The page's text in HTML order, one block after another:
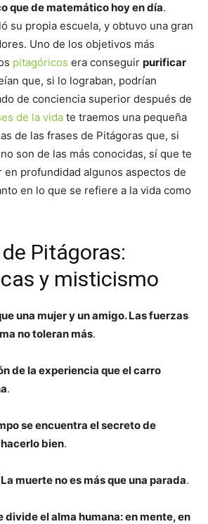
que de matemático hoy en día.
su propia escuela, y obtuvo una gran
Uno de los objetivos más
pitagóricos era conseguir purificar
que, si lo lograban, podrían
de conciencia superior después de
de la vida te traemos una pequeña
de las frases de Pitágoras que, si
son de las más conocidas, sí que te
profundidad algunos aspectos de
en lo que se refiere a la vida como
Pitágoras:
y misticismo
una mujer y un amigo. Las fuerzas
no toleran más.
de la experiencia que el carro
.
se encuentra el secreto de
bien.
muerte no es más que una parada.
divide el alma humana: en mente, en